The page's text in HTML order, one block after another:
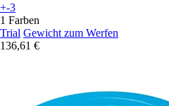
+-3
1 Farben
Trial Gewicht zum Werfen
136,61 €